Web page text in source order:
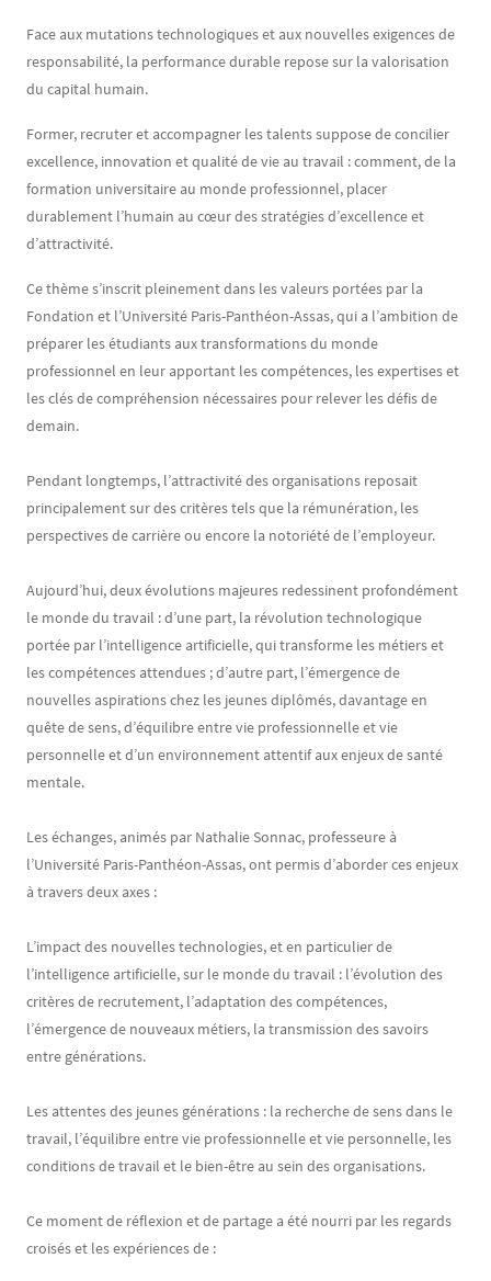
Contenu
Texte
Face aux mutations technologiques et aux nouvelles exigences de
responsabilité, la performance durable repose sur la valorisation
du capital humain.
Former, recruter et accompagner les talents suppose de concilier
excellence, innovation et qualité de vie au travail : comment, de la
formation universitaire au monde professionnel, placer
durablement l’humain au cœur des stratégies d’excellence et
d’attractivité.
Ce thème s’inscrit pleinement dans les valeurs portées par la
Fondation et l’Université Paris-Panthéon-Assas, qui a l’ambition de
préparer les étudiants aux transformations du monde
professionnel en leur apportant les compétences, les expertises et
les clés de compréhension nécessaires pour relever les défis de
demain.
Pendant longtemps, l’attractivité des organisations reposait
principalement sur des critères tels que la rémunération, les
perspectives de carrière ou encore la notoriété de l’employeur.
Aujourd’hui, deux évolutions majeures redessinent profondément
le monde du travail : d’une part, la révolution technologique
portée par l’intelligence artificielle, qui transforme les métiers et
les compétences attendues ; d’autre part, l’émergence de
nouvelles aspirations chez les jeunes diplômés, davantage en
quête de sens, d’équilibre entre vie professionnelle et vie
personnelle et d’un environnement attentif aux enjeux de santé
mentale.
Les échanges, animés par Nathalie Sonnac, professeure à
l’Université Paris-Panthéon-Assas, ont permis d’aborder ces enjeux
à travers deux axes :
L’impact des nouvelles technologies, et en particulier de
l’intelligence artificielle, sur le monde du travail : l’évolution des
critères de recrutement, l’adaptation des compétences,
l’émergence de nouveaux métiers, la transmission des savoirs
entre générations.
Les attentes des jeunes générations : la recherche de sens dans le
travail, l’équilibre entre vie professionnelle et vie personnelle, les
conditions de travail et le bien-être au sein des organisations.
Ce moment de réflexion et de partage a été nourri par les regards
croisés et les expériences de :